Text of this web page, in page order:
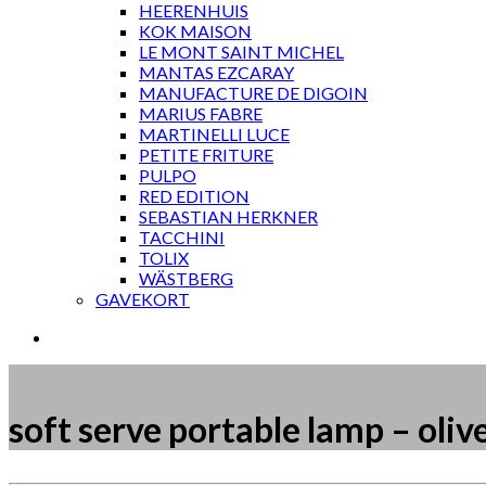
HEERENHUIS
KOK MAISON
LE MONT SAINT MICHEL
MANTAS EZCARAY
MANUFACTURE DE DIGOIN
MARIUS FABRE
MARTINELLI LUCE
PETITE FRITURE
PULPO
RED EDITION
SEBASTIAN HERKNER
TACCHINI
TOLIX
WÄSTBERG
GAVEKORT
soft serve portable lamp –